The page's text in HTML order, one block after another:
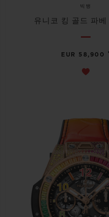
빅뱅
유니코 킹 골드 파
EUR 58,900